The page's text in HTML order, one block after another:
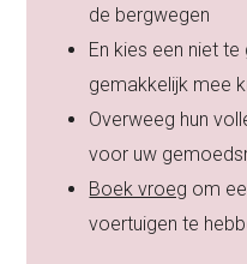
de bergwegen
En kies een niet
gemakkelijk mee
Overweeg hun
voor uw
Boek vroeg om
voertuigen te